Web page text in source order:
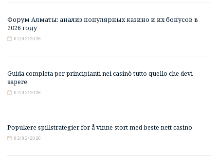
Форум Алматы: анализ популярных казино и их бонусов в
2026 году
02/02/2026
Guida completa per principianti nei casinò tutto quello che devi
sapere
02/02/2026
Populære spillstrategier for å vinne stort med beste nett casino
02/02/2026